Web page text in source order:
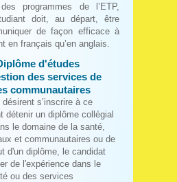
programmes de l’ETP,
doit, au départ, être
de façon efficace à
en français qu’en anglais.
d'études
des services de
communautaires
s’inscrire à ce
détenir un diplôme collégial
le domaine de la santé,
et communautaires ou de
d'un diplôme, le candidat
de l'expérience dans le
ou des services